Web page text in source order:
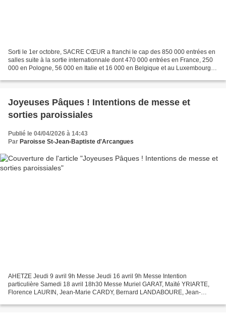
Sorti le 1er octobre, SACRE CŒUR a franchi le cap des 850 000 entrées en
salles suite à la sortie internationnale dont 470 000 entrées en France, 250
000 en Pologne, 56 000 en Italie et 16 000 en Belgique et au Luxembourg. Il
Joyeuses Pâques ! Intentions de messe et
sorties paroissiales
Publié le 04/04/2026 à 14:43
Par Paroisse St-Jean-Baptiste d'Arcangues
AHETZE Jeudi 9 avril 9h Messe Jeudi 16 avril 9h Messe Intention
particulière Samedi 18 avril 18h30 Messe Muriel GARAT, Maïté YRIARTE,
Florence LAURIN, Jean-Marie CARDY, Bernard LANDABOURE, Jean-